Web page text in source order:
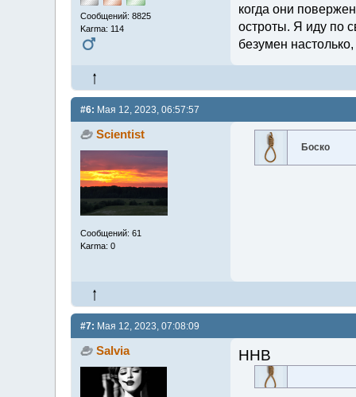
Сообщений: 8825
Karma: 114
когда они
остроты. Я иду по
безумен
#6: Мая 12, 2023, 06:57:57
Scientist
Сообщений: 61
Karma: 0
Боско
#7: Мая 12, 2023, 07:08:09
Salvia ННВ